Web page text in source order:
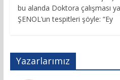
bu alanda Doktora çalışması
ŞENOL’un tespitleri şöyle: “Ey
Yazarlarımız